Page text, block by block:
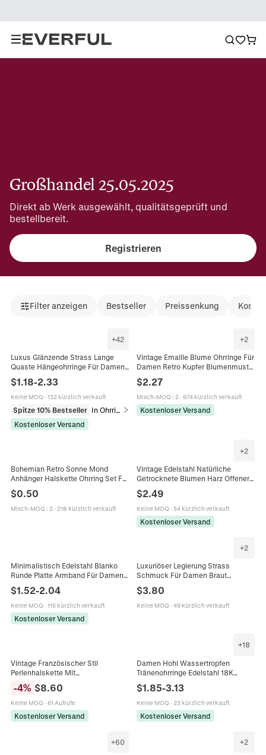
Großhandel 25.05.2025
Direkt ab Werk ausgewählt, qualitätsgeprüft und
bestellbereit.
Registrieren
Filter anzeigen Bestseller Preissenkung
+42
Luxus Glänzende Strass Lange
Quaste Hängeohrringe Für Damen
Elegante Geometrische Ohrhänger
Hochzeit Party Schmuck Geschenk
$1.18-2.33
Keine MOQ · 132 kürzlich verkauft
Spitze 10% Bestseller
In Ohrringe
Kostenloser Versand
+2
Vintage Emaille Blume Ohrringe Für
Damen Retro Kupfer Blumenmuster
Bunte Elegante Creolen Täglicher
Ohrschmuck
$2.27
Misch-MOQ : 2· 674 kürzlich verkauft
Kostenloser Versand
Bohemian Retro Sonne Mond
Anhänger Halskette Ohrring Set Für
Damen Legierung Gold Silber
Strass Himmlischer Schmuck
$0.50
Misch-MOQ : 2· 218 kürzlich verkauft
+2
Vintage Edelstahl Natürliche
Getrocknete Blumen Harz Offener
Ring Für Damen Gehämmerte
Textur Botanischer Floral
Verstellbarer Ring
$2.49
Keine MOQ · 54 kürzlich verkauft
Kostenloser Versand
Minimalistisch Edelstahl Blanko
Runde Platte Armband Für Damen
Gold Silber Roségold DIY
Gravierbar Mode Schmuck
Verstellbar
$1.52-2.04
Keine MOQ · 115 kürzlich verkauft
Kostenloser Versand
+2
Luxuriöser Legierung Strass
Schmuck Für Damen Braut
Hochzeit Kristall Wassertropfen
Anhänger Halskette Ohrhänger
Schmuck Zubehör
$3.80
Keine MOQ · 49 kürzlich verkauft
Vintage Französischer Stil
Perlenhalskette Mit
Achat Wassertropfen Titanstahl
Choker Für Damen
-4% $8.60
Keine MOQ · 61 Aufrufe
Kostenloser Versand
+18
Damen Hohl Wassertropfen
Tränenohrringe Edelstahl 18K
Schmuck Zubehör
$1.85-3.13
Keine MOQ · 23 kürzlich verkauft
Kostenloser Versand
+60 +2